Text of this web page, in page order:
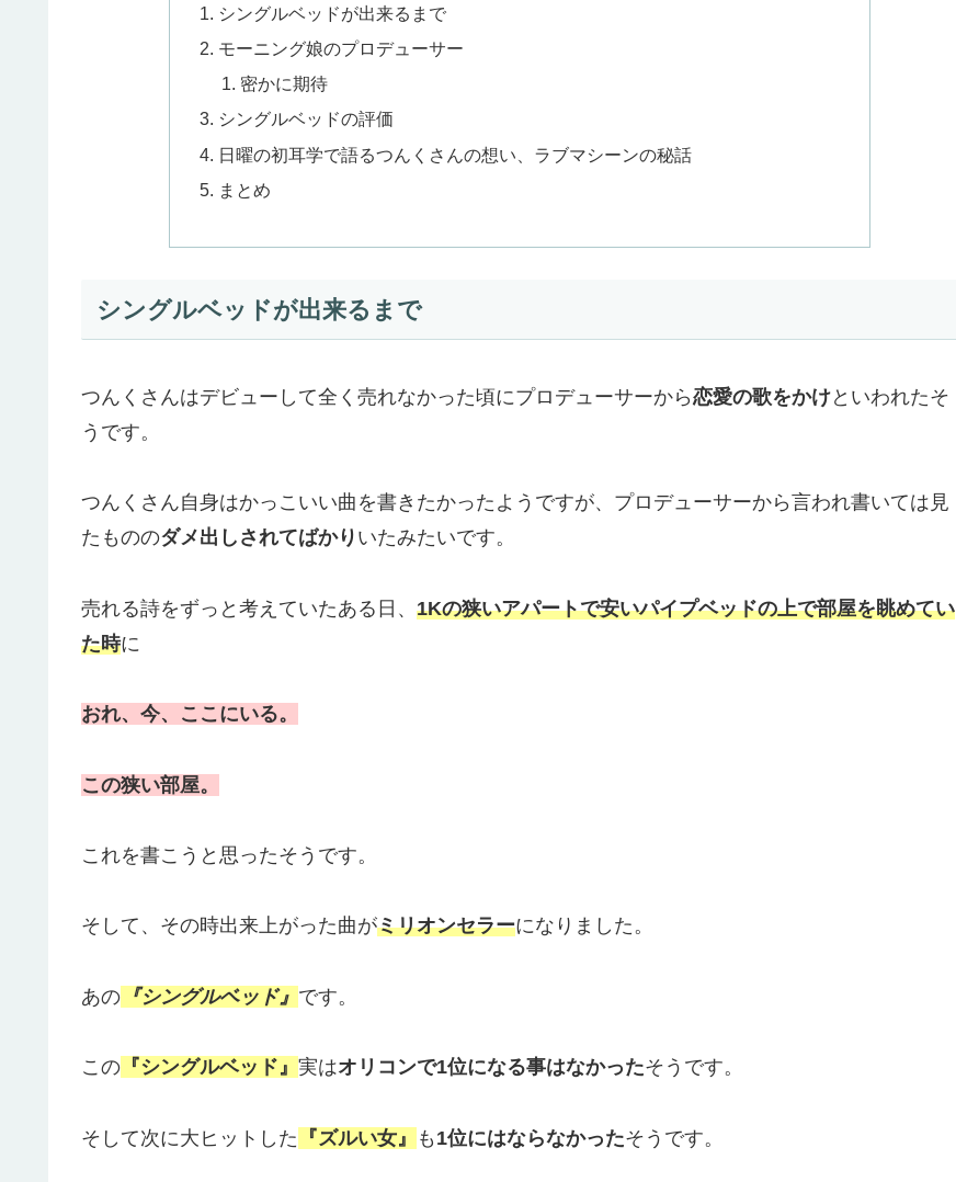
シングルベッドが出来るまで
モーニング娘のプロデューサー
密かに期待
シングルベッドの評価
日曜の初耳学で語るつんくさんの想い、ラブマシーンの秘話
まとめ
シングルベッドが出来るまで
つんくさんはデビューして全く売れなかった頃にプロデューサーから恋愛の歌をかけといわれたそ
うです。
つんくさん自身はかっこいい曲を書きたかったようですが、プロデューサーから言われ書いては見
たもののダメ出しされてばかり いたみたいです。
売れる詩をずっと考えていたある日、 1Kの狭いアパートで安いパイプベッドの上で部屋を眺めてい
た時に
おれ、今、ここにいる。
この狭い部屋。
これを書こうと思ったそうです。
そして、その時出来上がった曲がミリオンセラーになりました。
あの 『シングルベッド』 です。
この 『シングルベッド』 実はオリコンで1位になる事はなかったそうです。
そして次に大ヒットした 『ズルい女』 も 1位にはならなかったそうです。